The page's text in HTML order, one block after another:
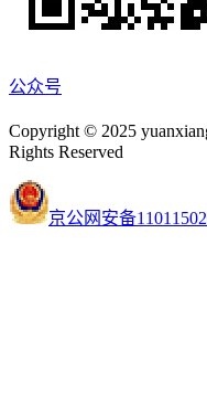
公众号
Copyright © 2025
Rights Reserved
京公网安备